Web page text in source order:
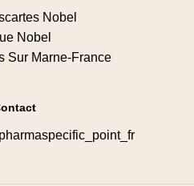
Nobel
Nobel
Sur Marne-France